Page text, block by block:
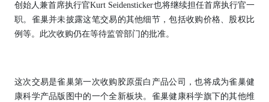
创始人兼首席执行官Kurt Seidensticker也将继续担任首席执行官一
职。雀巢并未披露这笔交易的其他细节，包括收购价格、股权比
例等。此次收购仍在等待监管部门的批准。
这次交易是雀巢第一次收购胶原蛋白产品公司，也将成为雀巢健
康科学产品版图中的一个全新板块。雀巢健康科学旗下的其他维